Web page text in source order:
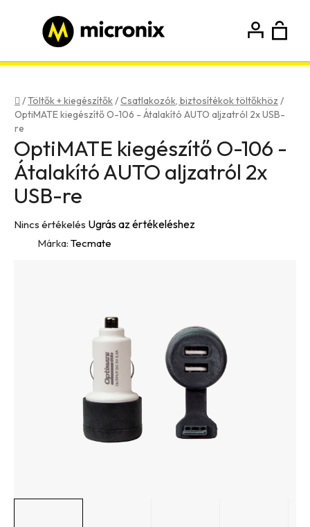
tartalomhoz
Kezdőlap
/Töltők + kiegészítők/Csatlakozók, biztosítékok töltőkhöz /
OptiMATE kiegészítő O-106 - Átalakító AUTO aljzatról 2x USB-
re
OptiMATE kiegészítő O-106 -
Átalakító AUTO aljzatról 2x
USB-re
A
termék
Nincs értékelés Ugrás az értékeléshez
Márka: Tecmate